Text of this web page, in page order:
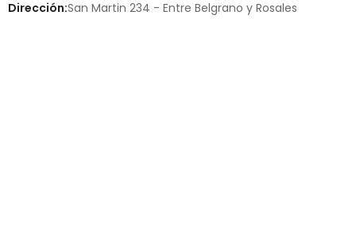
Dirección:San Martin 234 - Entre Belgrano y Rosales